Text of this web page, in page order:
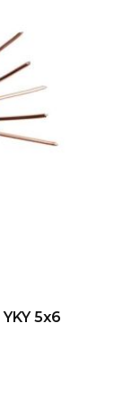
5x6